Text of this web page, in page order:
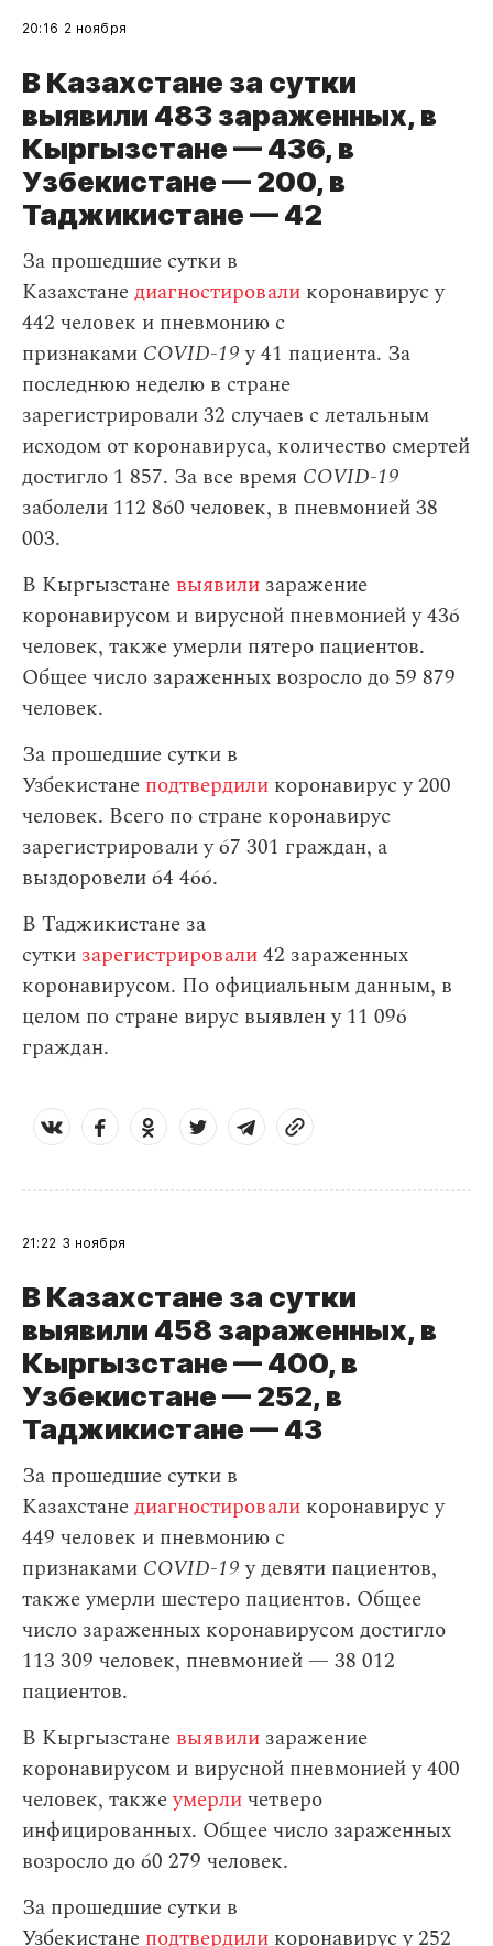
20:16 2 ноября
В Казахстане за сутки
выявили 483 зараженных, в
Кыргызстане — 436, в
Узбекистане — 200, в
Таджикистане — 42
За прошедшие сутки в
Казахстанедиагностировали коронавирус у
442 человек и пневмонию с
признаками COVID-19у 41 пациента. За
последнюю неделю в стране
зарегистрировали 32 случаев с летальным
исходом от коронавируса, количество смертей
достигло 1 857. За все время COVID-19
заболели 112 860 человек, в пневмонией 38
003.
В Кыргызстане выявили заражение
коронавирусом и вирусной пневмонией у 436
человек, также умерли пятеро пациентов.
Общее число зараженных возросло до 59 879
человек.
За прошедшие сутки в
Узбекистане подтвердили коронавирус у 200
человек. Всего по стране коронавирус
зарегистрировали у 67 301 граждан, а
выздоровели 64 466.
В Таджикистане за
сутки зарегистрировали42 зараженных
коронавирусом. По официальным данным, в
целом по стране вирус выявлен у 11 096
граждан.
21:22 3 ноября
В Казахстане за сутки
выявили 458 зараженных, в
Кыргызстане — 400, в
Узбекистане — 252, в
Таджикистане — 43
За прошедшие сутки в
Казахстанедиагностировали коронавирус у
449 человек и пневмонию с
признаками COVID-19у девяти пациентов,
также умерли шестеро пациентов. Общее
число зараженных коронавирусом достигло
113 309 человек, пневмонией — 38 012
пациентов.
В Кыргызстане выявили заражение
коронавирусом и вирусной пневмонией у 400
человек, такжеумерличетверо
инфицированных. Общее число зараженных
возросло до 60 279 человек.
За прошедшие сутки в
Узбекистане подтвердили коронавирус у 252